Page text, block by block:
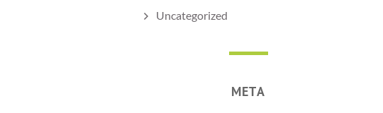
Uncategorized
META